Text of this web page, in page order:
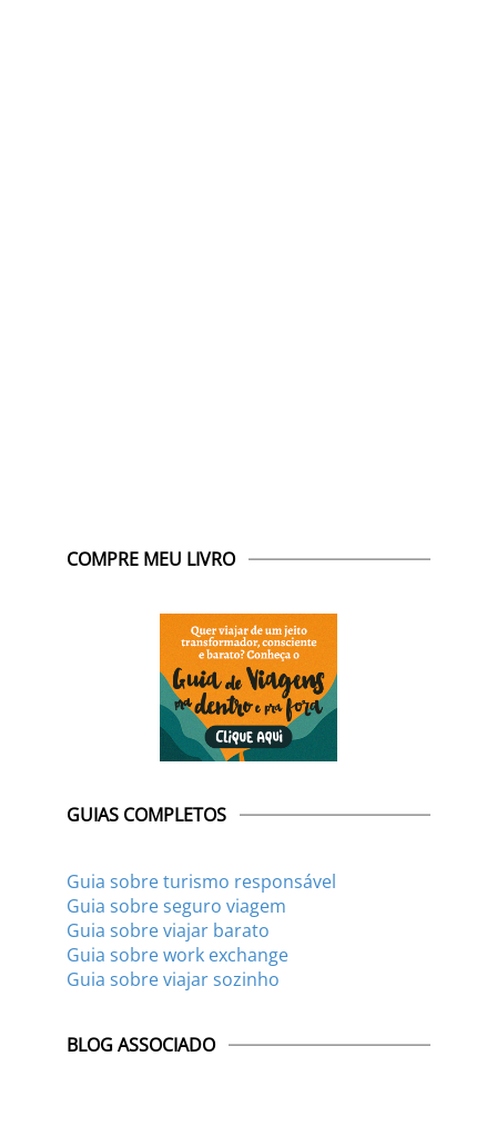
COMPRE MEU LIVRO
GUIAS COMPLETOS
Guia sobre turismo responsável
Guia sobre seguro viagem
Guia sobre viajar barato
Guia sobre work exchange
Guia sobre viajar sozinho
BLOG ASSOCIADO